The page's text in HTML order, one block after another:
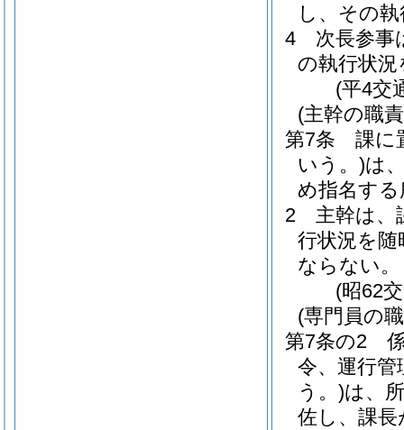
し、その
4
次長参事
の執行状
(平4交
(主幹の職
第7条
課に
いう。)は
め指名す
2
主幹は、
行状況を
ならない。
(昭62
(専門員の
第7条の2
令、運行管
う。)は、
佐し、課